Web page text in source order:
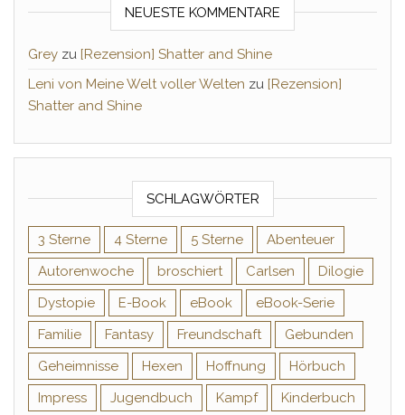
NEUESTE KOMMENTARE
Grey zu [Rezension] Shatter and Shine
Leni von Meine Welt voller Welten zu [Rezension]
Shatter and Shine
SCHLAGWÖRTER
3 Sterne 4 Sterne 5 Sterne
Abenteuer
Autorenwoche
broschiert Carlsen
Dilogie
Dystopie
E-Book eBook
eBook-Serie
Familie
Fantasy Freundschaft
Gebunden
Geheimnisse
Hexen Hoffnung
Hörbuch
Impress
Jugendbuch Kampf
Kinderbuch